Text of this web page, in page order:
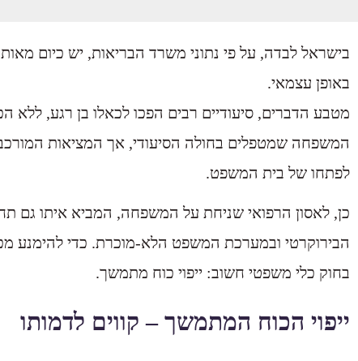
בישראל לבדה, על פי נתוני משרד הבריאות, יש כיום
באופן עצמאי.
מטבע הדברים, סיעודיים רבים הפכו לכאלו בן רגע, ללא
המשפחה שמטפלים בחולה הסיעודי, אך המציאות
לפתחו של בית המשפט.
כן, לאסון הרפואי שניחת על המשפחה, המביא איתו גם
הבירוקרטי ובמערכת המשפט הלא-מוכרת. כדי להימנע
בחוק כלי משפטי חשוב: ייפוי כוח מתמשך.
ייפוי הכוח המתמשך – קווים לדמותו